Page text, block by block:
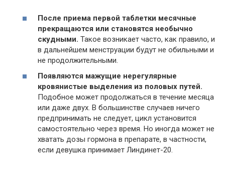
После приема первой таблетки месячные
прекращаются или становятся необычно
скудными. Такое возникает часто, как правило, и
в дальнейшем менструации будут не обильными и
не продолжительными.
Появляются мажущие нерегулярные
кровянистые выделения из половых путей.
Подобное может продолжаться в течение месяца
или даже двух. В большинстве случаев ничего
предпринимать не следует, цикл установится
самостоятельно через время. Но иногда может не
хватать дозы гормона в препарате, в частности,
если девушка принимает Линдинет-20.